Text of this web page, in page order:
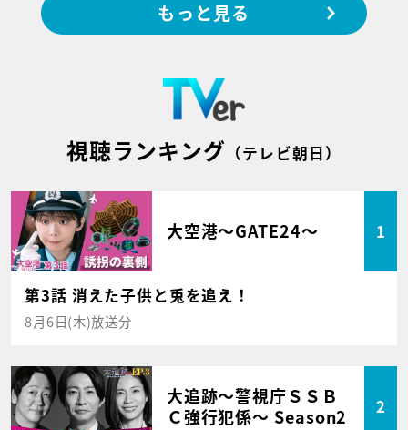
もっと見る
視聴ランキング （テレビ朝日）
大空港～GATE24～ 1
第3話 消えた子供と兎を追え！
8月6日(木)放送分
大追跡～警視庁ＳＳＢ
Ｃ強行犯係～ Season2
2